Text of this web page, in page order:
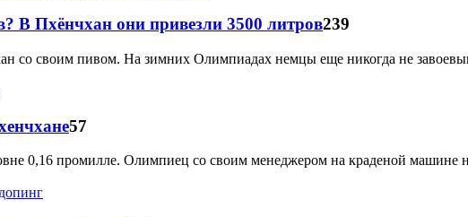
В Пхёнчхан они привезли 3500 литров239
со своим пивом. На зимних Олимпиадах немцы еще никогда не
57
0,16 промилле. Олимпиец со своим менеджером на краденой